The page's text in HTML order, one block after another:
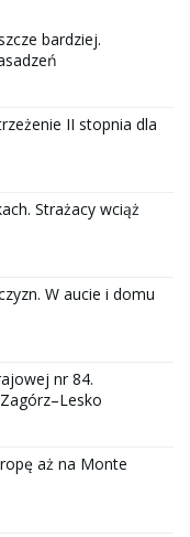
bardziej.
II stopnia dla
Strażacy wciąż
W aucie i domu
nr 84.
aż na Monte